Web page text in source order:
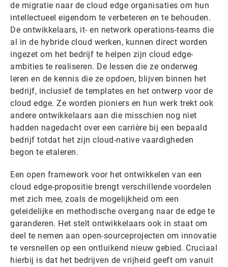
de migratie naar de cloud edge organisaties om hun
intellectueel eigendom te verbeteren en te behouden.
De ontwikkelaars, it- en network operations-teams die
al in de hybride cloud werken, kunnen direct worden
ingezet om het bedrijf te helpen zijn cloud edge-
ambities te realiseren. De lessen die ze onderweg
leren en de kennis die ze opdoen, blijven binnen het
bedrijf, inclusief de templates en het ontwerp voor de
cloud edge. Ze worden pioniers en hun werk trekt ook
andere ontwikkelaars aan die misschien nog niet
hadden nagedacht over een carrière bij een bepaald
bedrijf totdat het zijn cloud-native vaardigheden
begon te etaleren.
Een open framework voor het ontwikkelen van een
cloud edge-propositie brengt verschillende voordelen
met zich mee, zoals de mogelijkheid om een
geleidelijke en methodische overgang naar de edge te
garanderen. Het stelt ontwikkelaars ook in staat om
deel te nemen aan open-sourceprojecten om innovatie
te versnellen op een ontluikend nieuw gebied. Cruciaal
hierbij is dat het bedrijven de vrijheid geeft om vanuit